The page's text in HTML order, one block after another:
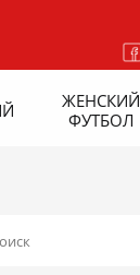
ЖЕНСКИЙ
ФУТБОЛ